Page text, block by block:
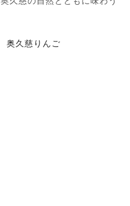
奥久慈りんご